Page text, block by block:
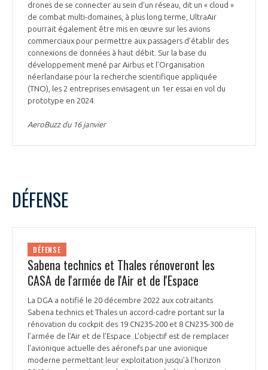
drones de se connecter au sein d’un réseau, dit un « cloud »
de combat multi-domaines, à plus long terme, UltraAir
pourrait également être mis en œuvre sur les avions
commerciaux pour permettre aux passagers d’établir des
connexions de données à haut débit. Sur la base du
développement mené par Airbus et l’Organisation
néerlandaise pour la recherche scientifique appliquée
(TNO), les 2 entreprises envisagent un 1er essai en vol du
prototype en 2024.
AeroBuzz du 16 janvier
DÉFENSE
DÉFENSE
Sabena technics et Thales rénoveront les
CASA de l'armée de l'Air et de l'Espace
La DGA a notifié le 20 décembre 2022 aux cotraitants
Sabena technics et Thales un accord-cadre portant sur la
rénovation du cockpit des 19 CN235-200 et 8 CN235-300 de
l’armée de l’Air et de l’Espace. L’objectif est de remplacer
l’avionique actuelle des aéronefs par une avionique
moderne permettant leur exploitation jusqu’à l’horizon